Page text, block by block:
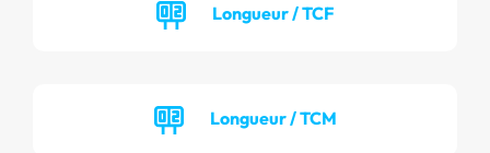
Longueur / TCF
Longueur / TCM